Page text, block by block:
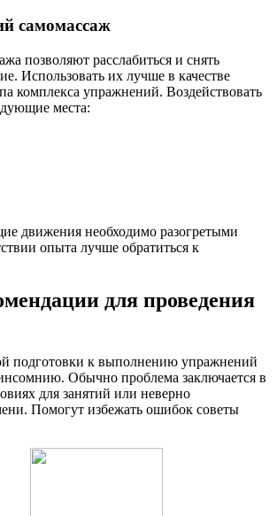
самомассаж
позволяют расслабиться и снять
Использовать их лучше в качестве
комплекса упражнений. Воздействовать
места:
движения необходимо разогретыми
опыта лучше обратиться к
для проведения
подготовки к выполнению упражнений
Обычно проблема заключается в
для занятий или неверно
Помогут избежать ошибок советы